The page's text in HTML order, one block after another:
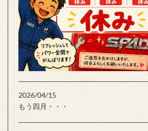
2026/04/15
もう四月・・・